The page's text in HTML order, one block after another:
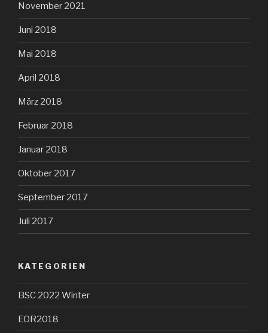
November 2021
Juni 2018
Mai 2018
April 2018
März 2018
Februar 2018
Januar 2018
Oktober 2017
September 2017
Juli 2017
KATEGORIEN
BSC 2022 Winter
EOR2018